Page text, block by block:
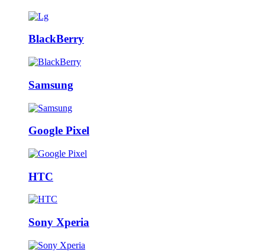
BlackBerry
Samsung
Google Pixel
HTC
Sony Xperia